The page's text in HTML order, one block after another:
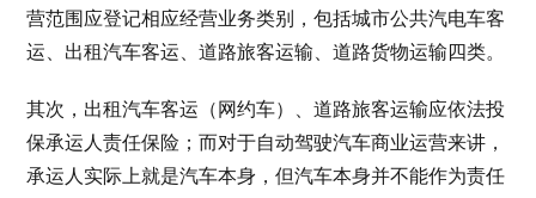
营范围应登记相应经营业务类别，包括城市公共汽电车客
运、出租汽车客运、道路旅客运输、道路货物运输四类。
其次，出租汽车客运（网约车）、道路旅客运输应依法投
保承运人责任保险；而对于自动驾驶汽车商业运营来讲，
承运人实际上就是汽车本身，但汽车本身并不能作为责任